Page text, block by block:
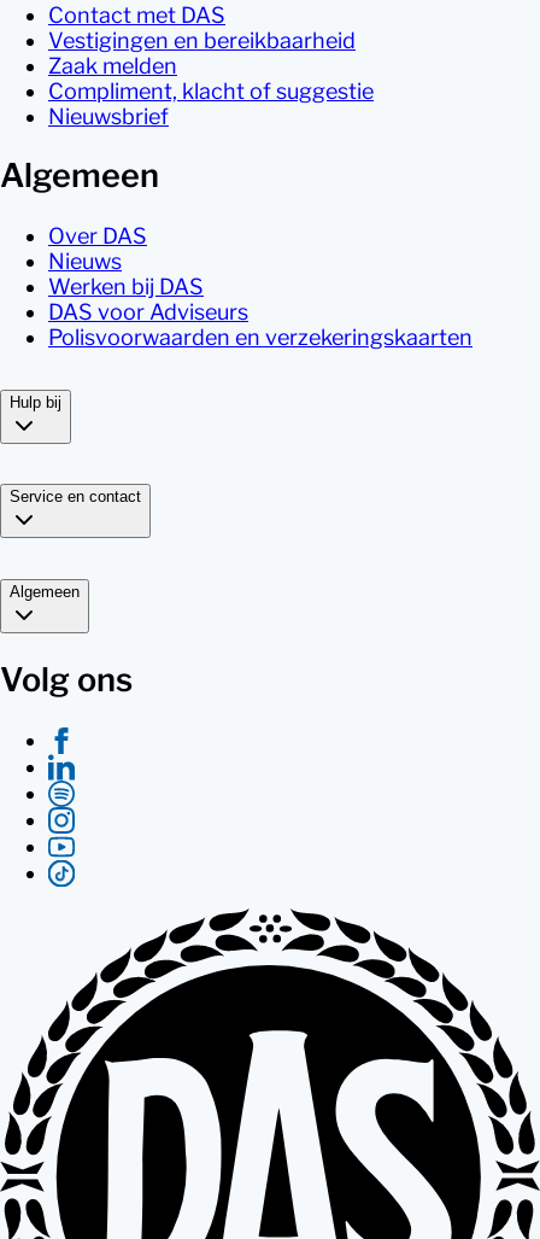
Contact met DAS
Vestigingen en bereikbaarheid
Zaak melden
Compliment, klacht of suggestie
Nieuwsbrief
Algemeen
Over DAS
Nieuws
Werken bij DAS
DAS voor Adviseurs
Polisvoorwaarden en verzekeringskaarten
Hulp bij
Service en contact
Algemeen
Volg ons